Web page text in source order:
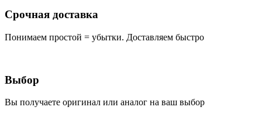
Срочная доставка
Понимаем простой = убытки. Доставляем быстро
Выбор
Вы получаете оригинал или аналог на ваш выбор